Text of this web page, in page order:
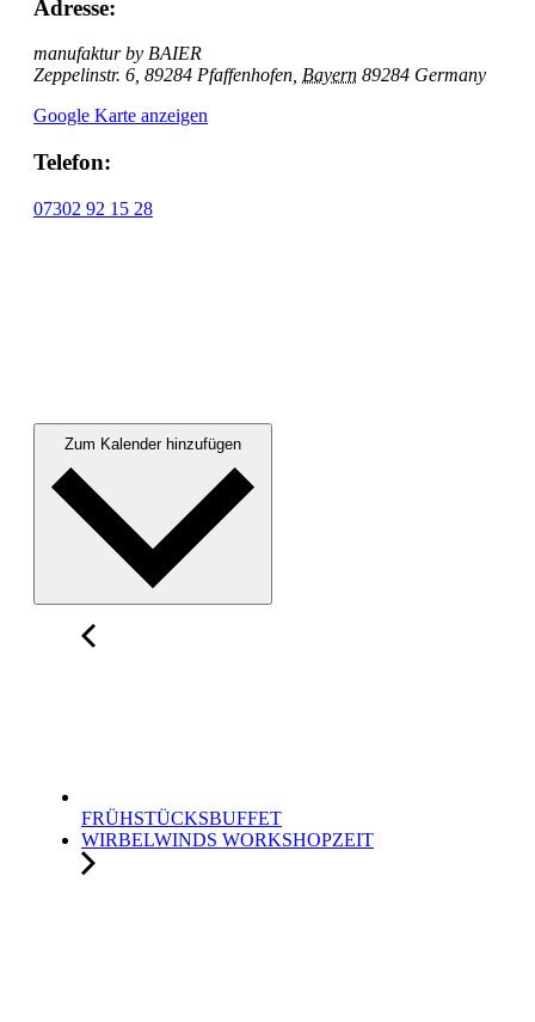
Adresse:
manufaktur by BAIER
Zeppelinstr. 6, 89284 Pfaffenhofen Bayern 89284 Germany
Google Karte anzeigen
Telefon:
07302 92 15 28
FRÜHSTÜCKSBUFFET
WIRBELWINDS WORKSHOPZEIT